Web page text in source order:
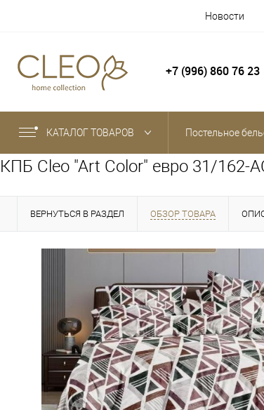
Новости
+7 (996) 860 76 23
КАТАЛОГ ТОВАРОВ Постельное
КПБ Cleo "Art Color" евро 31/162-
ВЕРНУТЬСЯ В РАЗДЕЛ ОБЗОР ТОВАРА